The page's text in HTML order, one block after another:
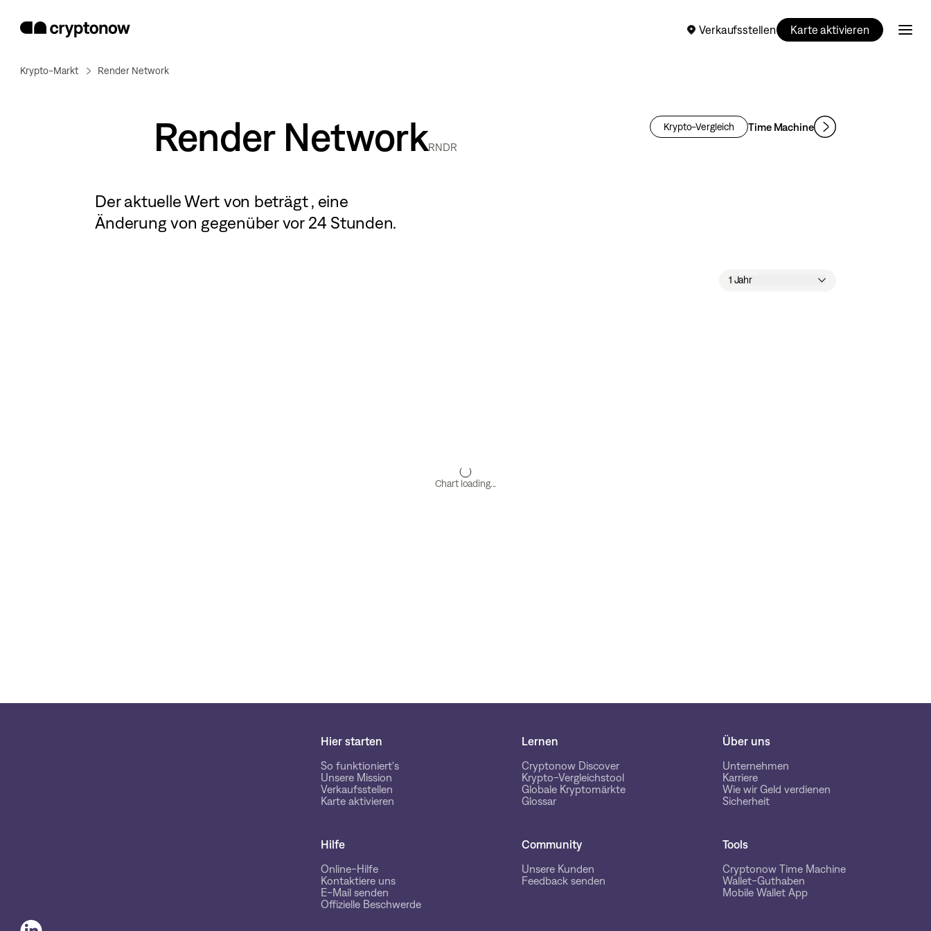
Verkaufsstellen Karte aktivieren
Krypto-Markt Render Network
Render NetworkRNDR
Der aktuelle Wert von beträgt, eine
Änderung von gegenüber vor 24 Stunden.
Krypto-Vergleich Time Machine
1 Jahr
Chart loading...
Hier starten
So funktioniert's
Unsere Mission
Verkaufsstellen
Karte aktivieren
Lernen
Cryptonow Discover
Krypto-Vergleichstool
Globale Kryptomärkte
Glossar
Über uns
Unternehmen
Karriere
Wie wir Geld verdienen
Sicherheit
Hilfe
Online-Hilfe
Kontaktiere uns
E-Mail senden
Offizielle Beschwerde
Community
Unsere Kunden
Feedback senden
Tools
Cryptonow Time Machine
Wallet-Guthaben
Mobile Wallet App